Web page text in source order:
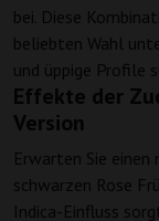
bei. Diese
beliebten Wahl
und üppige Profile
Effekte der
Version
Erwarten Sie
schwarzen Rose
Indica-Einfluss